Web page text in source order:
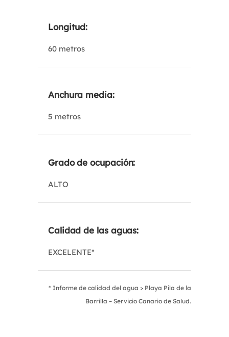
Longitud:
60 metros
Anchura media:
5 metros
Grado de ocupación:
ALTO
Calidad de las aguas:
EXCELENTE*
* Informe de calidad del agua > Playa Pila de la
Barrilla – Servicio Canario de Salud.